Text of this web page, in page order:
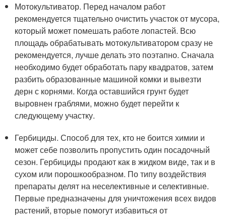
Мотокультиватор. Перед началом работ
рекомендуется тщательно очистить участок от мусора,
который может помешать работе лопастей. Всю
площадь обрабатывать мотокультиватором сразу не
рекомендуется, лучше делать это поэтапно. Сначала
необходимо будет обработать пару квадратов, затем
разбить образованные машиной комки и вывезти
дерн с корнями. Когда оставшийся грунт будет
выровнен граблями, можно будет перейти к
следующему участку.
Гербициды. Способ для тех, кто не боится химии и
может себе позволить пропустить один посадочный
сезон. Гербициды продают как в жидком виде, так и в
сухом или порошкообразном. По типу воздействия
препараты делят на неселективные и селективные.
Первые предназначены для уничтожения всех видов
растений, вторые помогут избавиться от